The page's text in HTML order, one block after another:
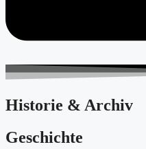
Historie & Archiv
Geschichte